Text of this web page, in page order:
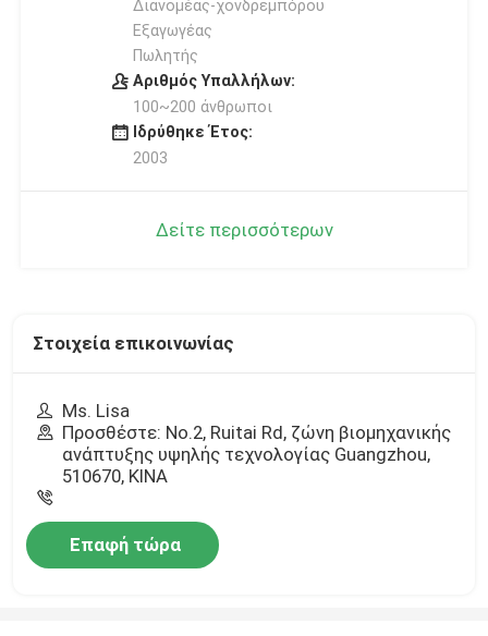
Διανομέας-χονδρεμπόρου
Εξαγωγέας
Πωλητής
Αριθμός Υπαλλήλων:
100~200 άνθρωποι
Ιδρύθηκε Έτος:
2003
Δείτε περισσότερων
Στοιχεία επικοινωνίας
Ms. Lisa
Προσθέστε: No.2, Ruitai Rd, ζώνη βιομηχανικής
ανάπτυξης υψηλής τεχνολογίας Guangzhou,
510670, ΚΙΝΑ
Επαφή τώρα